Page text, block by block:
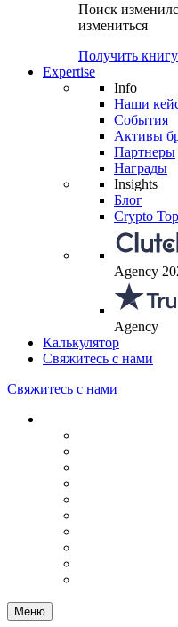
Поиск
измениться
Получить книгу
Expertise
Info
Наши
События
Активы
Партнеры
Награды
Insights
Блог
Crypto
Agency
Agency
Калькулятор
Свяжитесь с нами
Свяжитесь с нами
Меню